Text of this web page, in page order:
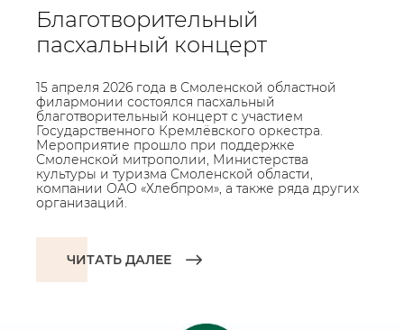
Благотворительный
пасхальный концерт
15 апреля 2026 года в Смоленской областной
филармонии состоялся пасхальный
благотворительный концерт с участием
Государственного Кремлёвского оркестра.
Мероприятие прошло при поддержке
Смоленской митрополии, Министерства
культуры и туризма Смоленской области,
компании ОАО «Хлебпром», а также ряда других
организаций.
ЧИТАТЬ ДАЛЕЕ